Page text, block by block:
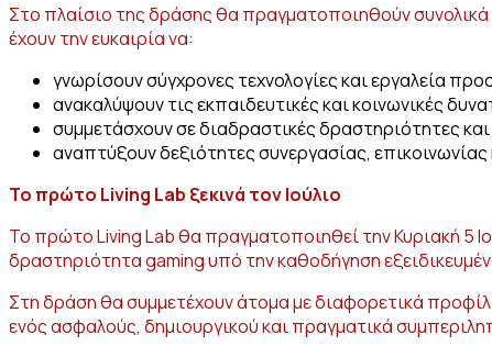
Στο πλαίσιο της δράσης θα πραγματοποιηθούν
έχουν την ευκαιρία να:
γνωρίσουν σύγχρονες τεχνολογίες και εργαλεία
ανακαλύψουν τις εκπαιδευτικές και κοινωνικές
συμμετάσχουν σε διαδραστικές δραστηριότητες και
αναπτύξουν δεξιότητες συνεργασίας, επικοινωνίας
Το πρώτο Living Lab ξεκινά τον Ιούλιο
Το πρώτο Living Lab θα πραγματοποιηθεί την Κυριακή 5
δραστηριότητα gaming υπό την καθοδήγηση
Στη δράση θα συμμετέχουν άτομα με διαφορετικά
ενός ασφαλούς, δημιουργικού και πραγματικά